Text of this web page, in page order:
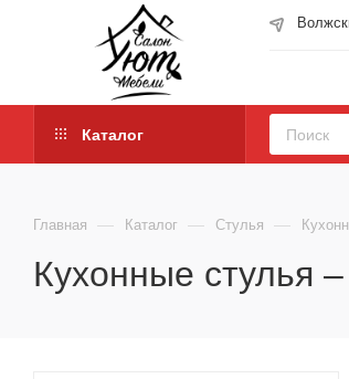
Каталог
Главная — Каталог — Стулья —
Кухонные стулья